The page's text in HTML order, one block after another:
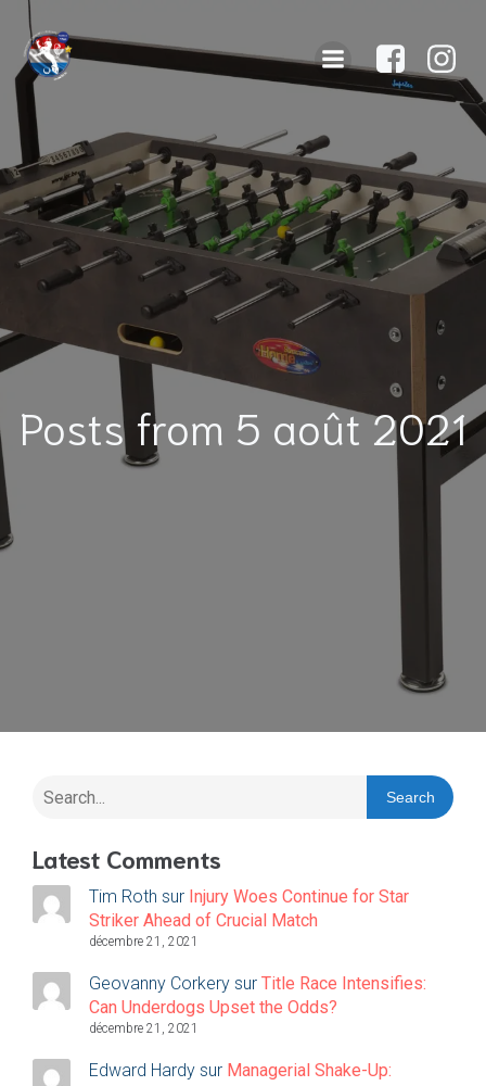
Posts from 5 août 2021
Search
Latest Comments
Tim Roth sur Injury Woes Continue for Star
Striker Ahead of Crucial Match
décembre 21, 2021
Geovanny Corkery sur Title Race Intensifies:
Can Underdogs Upset the Odds?
décembre 21, 2021
Edward Hardy sur Managerial Shake-Up: